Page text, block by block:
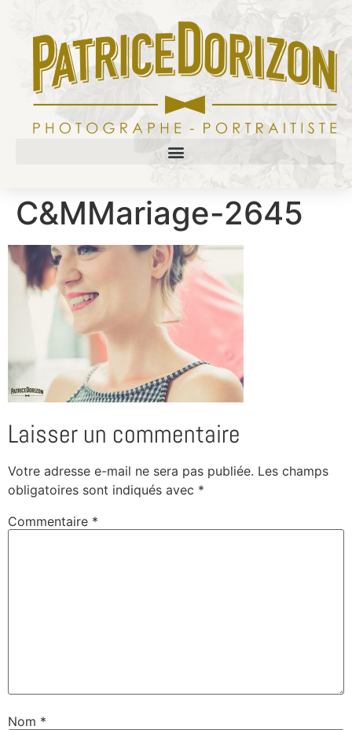
C&MMariage-2645
Laisser un commentaire
Votre adresse e-mail ne sera pas publiée. Les champs
obligatoires sont indiqués avec *
Commentaire *
Nom *